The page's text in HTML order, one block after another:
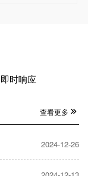
时响应
查看更多
2024-12-26